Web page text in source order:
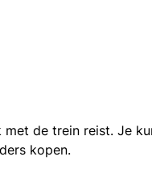
de trein reist. Je
kopen.